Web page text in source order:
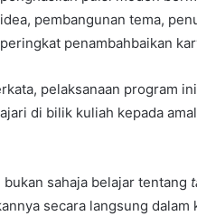
idea, pembangunan tema,
peringkat penambahbaikan
pelaksanaan program
di bilik kuliah kepada
sahaja belajar tentang
secara langsung dalam